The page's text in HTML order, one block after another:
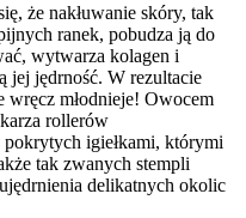
że nakłuwanie skóry, tak
ranek, pobudza ją do
wytwarza kolagen i
jej jędrność. W rezultacie
wręcz młodnieje! Owocem
rollerów
igiełkami, którymi
tak zwanych stempli
delikatnych okolic